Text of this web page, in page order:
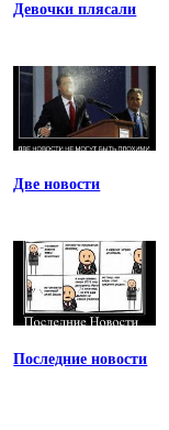
Девочки плясали
Две новости
Последние новости